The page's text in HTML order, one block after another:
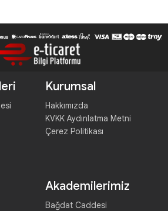
Kurumsal
Hakkımızda
KVKK Aydınlatma Metni
Çerez Politikası
Akademilerimiz
Bağdat Caddesi